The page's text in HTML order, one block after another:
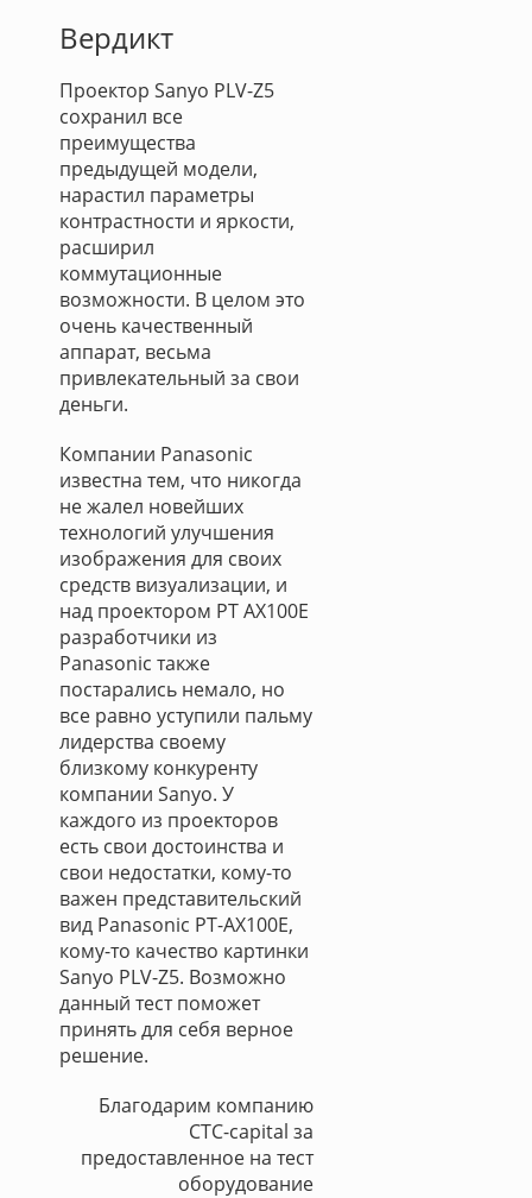
Вердикт
Проектор Sanyo PLV-Z5
сохранил все
преимущества
предыдущей модели,
нарастил параметры
контрастности и яркости,
расширил
коммутационные
возможности. В целом это
очень качественный
аппарат, весьма
привлекательный за свои
деньги.
Компании Panasonic
известна тем, что никогда
не жалел новейших
технологий улучшения
изображения для своих
средств визуализации, и
над проектором PT AX100E
разработчики из
Panasonic также
постарались немало, но
все равно уступили пальму
лидерства своему
близкому конкуренту
компании Sanyo. У
каждого из проекторов
есть свои достоинства и
свои недостатки, кому-то
важен представительский
вид Panasonic PT-AX100E,
кому-то качество картинки
Sanyo PLV-Z5. Возможно
данный тест поможет
принять для себя верное
решение.
Благодарим компанию
CTC-capital за
предоставленное на тест
оборудование